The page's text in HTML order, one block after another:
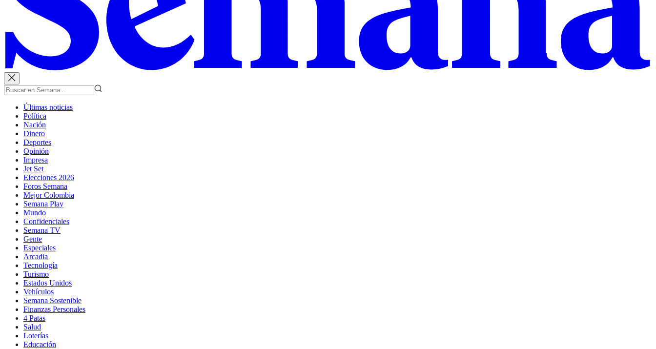
Últimas noticias
Política
Nación
Dinero
Deportes
Opinión
Impresa
Jet Set
Elecciones 2026
Foros Semana
Mejor Colombia
Semana Play
Mundo
Confidenciales
Semana TV
Gente
Especiales
Arcadia
Tecnología
Turismo
Estados Unidos
Vehículos
Semana Sostenible
Finanzas Personales
4 Patas
Salud
Loterías
Educación